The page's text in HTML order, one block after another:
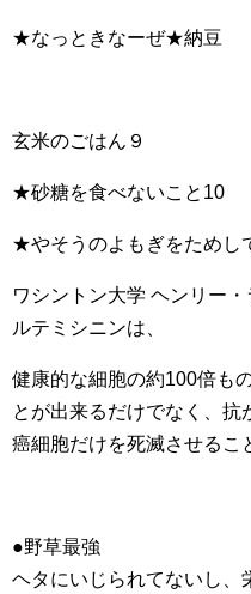
★なっときなーぜ★納豆
玄米のごはん９
★砂糖を食べないこと10
★やそうのよもぎをためし
ワシントン大学 ヘンリー
ルテミシニンは、
健康的な細胞の約100倍も
とが出来るだけでなく、抗
癌細胞だけを死滅させるこ
●野草最強
ヘタにいじられてないし、